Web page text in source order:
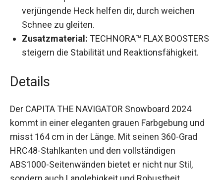
verjüngende Heck helfen dir, durch weichen
Schnee zu gleiten.
Zusatzmaterial: TECHNORA™ FLAX
BOOSTERS steigern die Stabilität und
Details
Der CAPITA THE NAVIGATOR Snowboard 2024
kommt in einer eleganten grauen Farbgebung und
misst 164 cm in der Länge. Mit seinen 360-Grad
HRC48-Stahlkanten und den vollständigen
ABS1000-Seitenwänden bietet er nicht nur Stil,